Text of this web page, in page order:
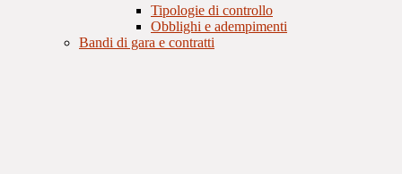
Tipologie di controllo
Obblighi e adempimenti
Bandi di gara e contratti